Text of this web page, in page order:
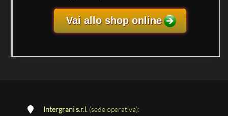
Vai allo shop online
Intergrani s.r.l.(sede operativa):